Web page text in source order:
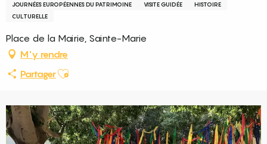
JOURNÉES EUROPÉENNES DU PATRIMOINE VISITE GUIDÉE
HISTOIRE
CULTURELLE
Place de la Mairie, Sainte-Marie
M'y rendre
PartagerAjouter aux favoris